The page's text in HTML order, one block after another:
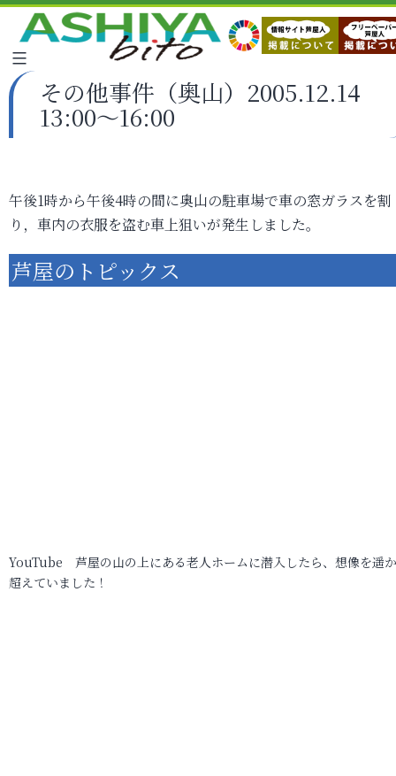
その他事件（奥山）2005.12.14
13:00～16:00
午後1時から午後4時の間に奥山の駐車場で車の窓ガラスを割
り，車内の衣服を盗む車上狙いが発生しました。
芦屋のトピックス
YouTube 芦屋の山の上にある老人ホームに潜入したら、想像を遥
超えていました！